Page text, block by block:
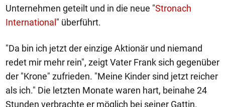
Unternehmen geteilt und in die neue "Stronach
International " überführt.
"Da bin ich jetzt der einzige Aktionär und niemand
redet mir mehr rein", zeigt Vater Frank sich gegenüber
der "Krone" zufrieden. "Meine Kinder sind jetzt reicher
als ich." Die letzten Monate waren hart, beinahe 24
Stunden verbrachte er möglich bei seiner Gattin.